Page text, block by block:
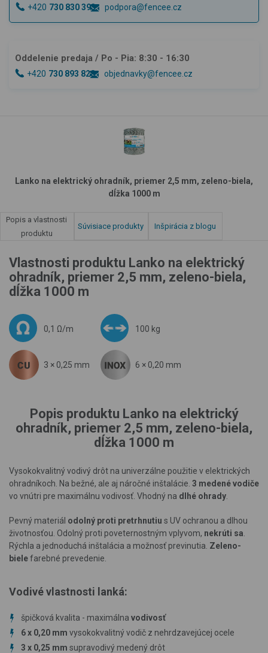
+420 730 830 393 podpora@fencee.cz
Oddelenie predaja / Po - Pia: 8:30 - 16:30
+420 730 893 828 objednavky@fencee.cz
Lanko na elektrický ohradník, priemer 2,5 mm, zeleno-biela,
dĺžka 1000 m
Popis a vlastnosti
produktu
Súvisiace produkty Inšpirácia z blogu
Vlastnosti produktu Lanko na elektrický
ohradník, priemer 2,5 mm, zeleno-biela,
dĺžka 1000 m
0,1 Ω/m 100 kg
3 × 0,25 mm 6 × 0,20 mm
Popis produktu Lanko na elektrický
ohradník, priemer 2,5 mm, zeleno-biela,
dĺžka 1000 m
Vysokokvalitný vodivý drôt na univerzálne použitie v elektrických
ohradníkoch. Na bežné, ale aj náročné inštalácie. 3 medené vodiče
vo vnútri pre maximálnu vodivosť. Vhodný na dlhé ohrady
Pevný materiál odolný proti pretrhnutiu s UV ochranou a dlhou
životnosťou. Odolný proti poveternostným vplyvom, nekrúti sa
Rýchla a jednoduchá inštalácia a možnosť previnutia. Zeleno-
bielefarebné prevedenie.
Vodivé vlastnosti lanká:
špičková kvalita - maximálna vodivosť
6 x 0,20 mm vysokokvalitný vodič z nehrdzavejúcej ocele
3 x 0,25 mm supravodivý medený drôt